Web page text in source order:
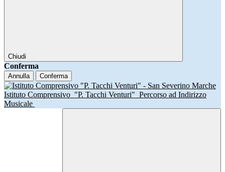
Chiudi
Conferma
Annulla Conferma
Istituto Comprensivo "P. Tacchi Venturi" Percorso ad Indirizzo
Musicale